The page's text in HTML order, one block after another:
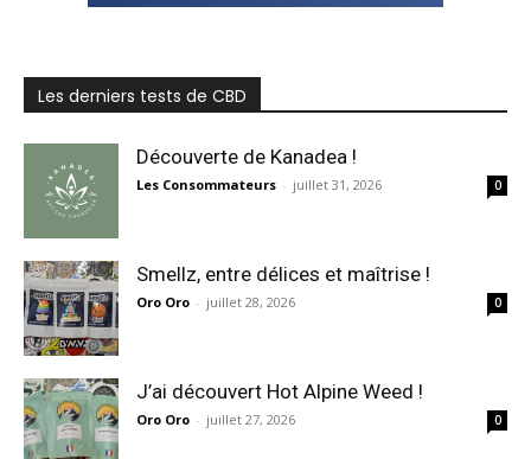
Les derniers tests de CBD
Découverte de Kanadea !
Les Consommateurs - juillet 31, 2026 0
Smellz, entre délices et maîtrise !
Oro Oro - juillet 28, 2026 0
J’ai découvert Hot Alpine Weed !
Oro Oro - juillet 27, 2026 0